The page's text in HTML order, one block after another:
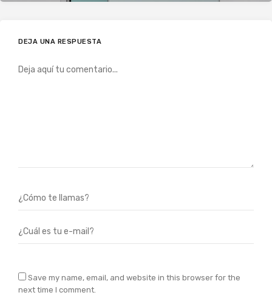
DEJA UNA RESPUESTA
Save my name, email, and website in this browser for the
next time I comment.